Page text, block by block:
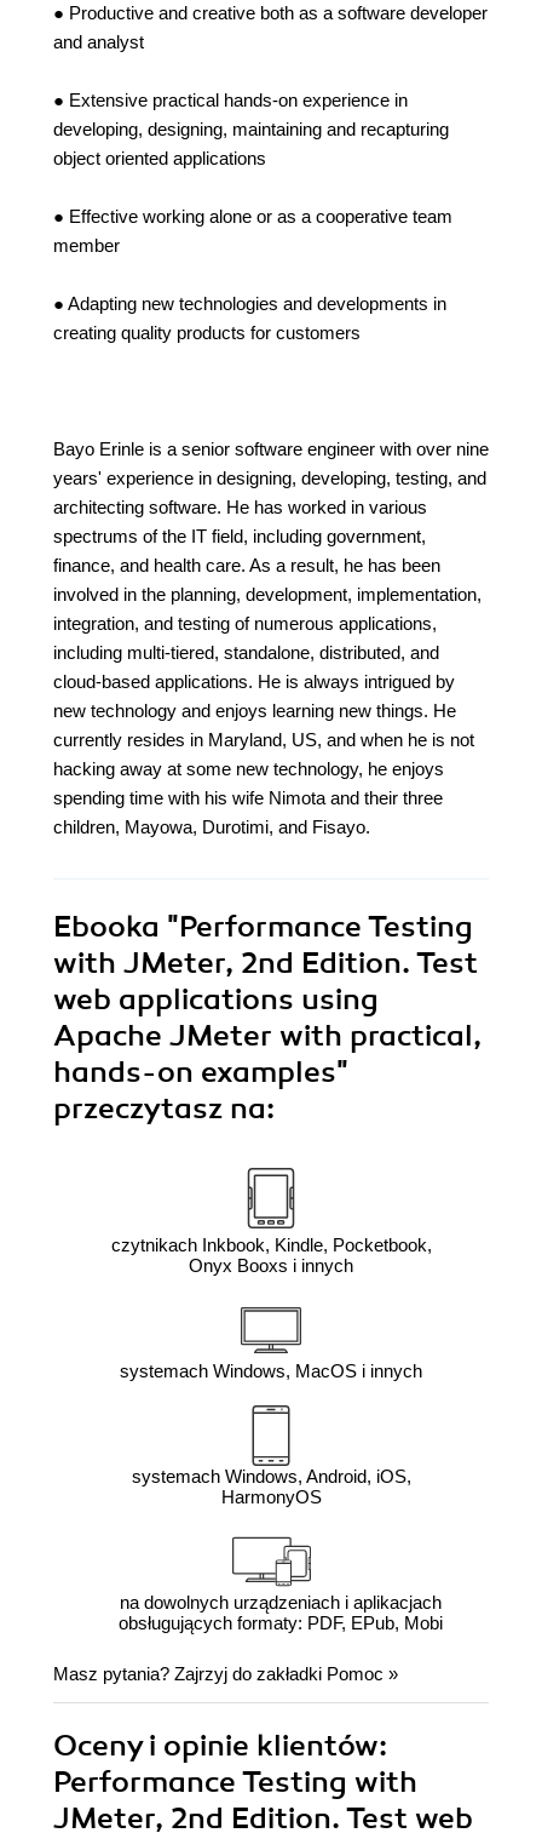
● Productive and creative both as a software developer
and analyst
● Extensive practical hands-on experience in
developing, designing, maintaining and recapturing
object oriented applications
● Effective working alone or as a cooperative team
member
● Adapting new technologies and developments in
creating quality products for customers
Bayo Erinle is a senior software engineer with over nine
years' experience in designing, developing, testing, and
architecting software. He has worked in various
spectrums of the IT field, including government,
finance, and health care. As a result, he has been
involved in the planning, development, implementation,
integration, and testing of numerous applications,
including multi-tiered, standalone, distributed, and
cloud-based applications. He is always intrigued by
new technology and enjoys learning new things. He
currently resides in Maryland, US, and when he is not
hacking away at some new technology, he enjoys
spending time with his wife Nimota and their three
children, Mayowa, Durotimi, and Fisayo.
Ebooka "Performance Testing
with JMeter, 2nd Edition. Test
web applications using
Apache JMeter with practical,
hands-on examples"
przeczytasz na:
czytnikach Inkbook, Kindle, Pocketbook,
Onyx Booxs i innych
systemach Windows, MacOS i innych
systemach Windows, Android, iOS,
HarmonyOS
na dowolnych urządzeniach i aplikacjach
obsługujących formaty: PDF, EPub, Mobi
Masz pytania? Zajrzyj do zakładki Pomoc »
Oceny i opinie klientów:
Performance Testing with
JMeter, 2nd Edition. Test web